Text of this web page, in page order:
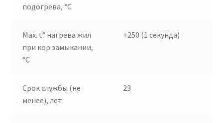
подогрева, °C
Max. t° нагрева жил
при кор.замыкании,
°C
+250 (1 секунда)
Срок службы (не
менее), лет
23